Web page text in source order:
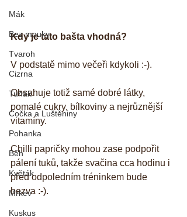
Mák
Bez mouky
Tvaroh
Cizrna
Tuňák
Čočka a Luštěniny
Pohanka
Běh
Květák
Mrkev
Kuskus
Kdy je tato bašta vhodná?
V podstatě mimo večeři kdykoli :-).
Obsahuje totiž samé dobré látky,
pomalé cukry, bílkoviny a nejrůznější
vitamíny.
Chilli papričky mohou zase podpořit
pálení tuků, takže svačina cca hodinu i
před odpoledním tréninkem bude
bezva :-).